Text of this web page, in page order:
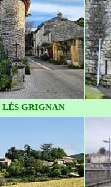
GRIGNAN